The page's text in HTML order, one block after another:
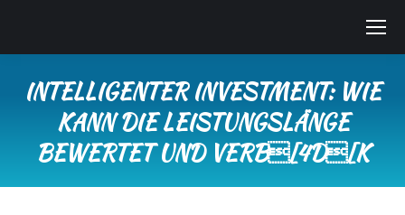
INTELLIGENTER INVESTMENT: WIE
KANN DIE LEISTUNGSLÄNGE
BEWERTET UND VERB[4D[K